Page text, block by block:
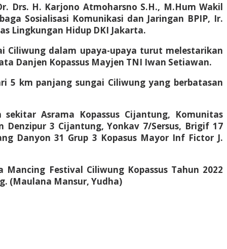
Drs. H. Karjono Atmoharsno S.H., M.Hum Wakil
Sosialisasi Komunikasi dan Jaringan BPIP, Ir.
Lingkungan Hidup DKI Jakarta.
Ciliwung dalam upaya-upaya turut melestarikan
Danjen Kopassus Mayjen TNI Iwan Setiawan.
5 km panjang sungai Ciliwung yang berbatasan
Asrama Kopassus Cijantung, Komunitas
3 Cijantung, Yonkav 7/Sersus, Brigif 17
Danyon 31 Grup 3 Kopasus Mayor Inf Fictor J.
Festival Ciliwung Kopassus Tahun 2022
(Maulana Mansur, Yudha)